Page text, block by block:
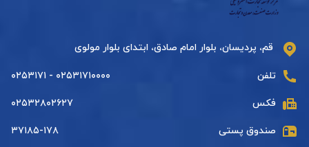
قم، پردیسان، بلوار امام صادق، ابتدای بلوار مولوی
تلفن ۰۲۵۳۱۷۱۰۰۰۰ - ۰۲۵۳۱۷۱
فکس ۰۲۵۳۲۸۰۲۶۲۷
صندوق پستی ۳۷۱۸۵-۱۷۸